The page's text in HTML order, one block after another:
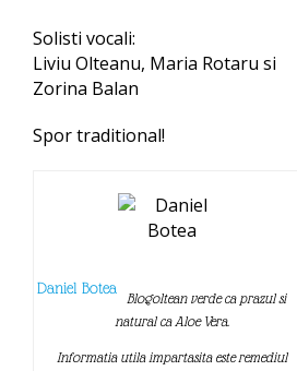
Solisti vocali:
Liviu Olteanu, Maria Rotaru si
Zorina Balan
Spor traditional!
Daniel Botea
Blogoltean verde ca prazul si
natural ca Aloe Vera.
Informatia utila impartasita este remediul